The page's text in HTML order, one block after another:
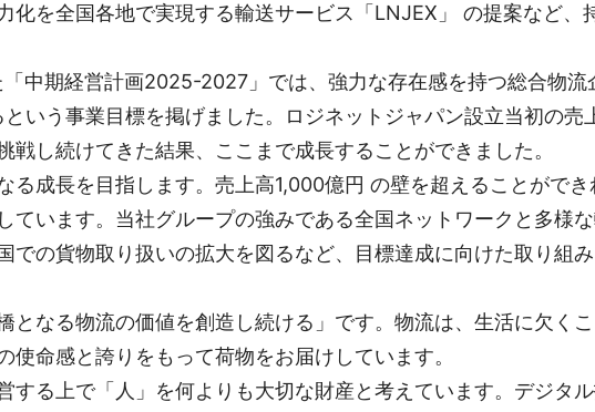
化を全国各地で実現する輸送サービス「LNJEX」 の提案など、
中期経営計画2025-2027」では、強力な存在感を持つ総合物流
いう事業目標を掲げました。ロジネットジャパン設立当初の
し続けてきた結果、ここまで成長することができました。
成長を目指します。売上高1,000億円 の壁を超えることがで
ています。当社グループの強みである全国ネットワークと多様
での貨物取り扱いの拡大を図るなど、目標達成に向けた取り組
なる物流の価値を創造し続ける」です。物流は、生活に欠く
命感と誇りをもって荷物をお届けしています。
る上で「人」を何よりも大切な財産と考えています。デジタ